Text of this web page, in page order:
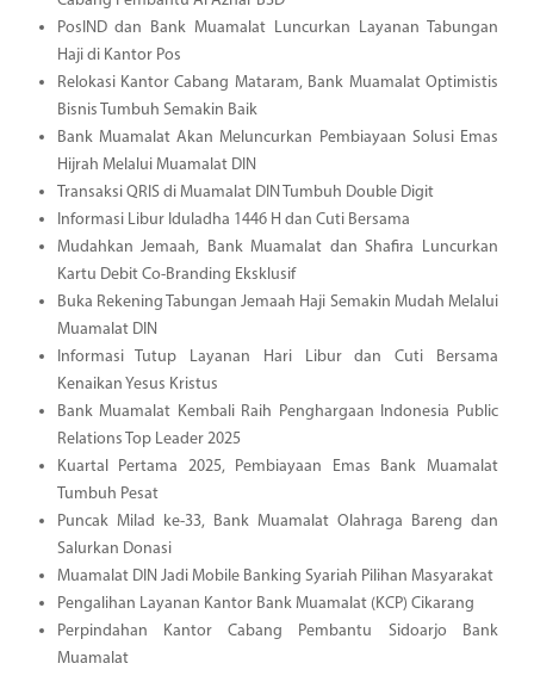
PosIND dan Bank Muamalat Luncurkan Layanan Tabungan
Haji di Kantor Pos
Relokasi Kantor Cabang Mataram, Bank Muamalat Optimistis
Bisnis Tumbuh Semakin Baik
Bank Muamalat Akan Meluncurkan Pembiayaan Solusi Emas
Hijrah Melalui Muamalat DIN
Transaksi QRIS di Muamalat DIN Tumbuh Double Digit
Informasi Libur Iduladha 1446 H dan Cuti Bersama
Mudahkan Jemaah, Bank Muamalat dan Shafira Luncurkan
Kartu Debit Co-Branding Eksklusif
Buka Rekening Tabungan Jemaah Haji Semakin Mudah Melalui
Muamalat DIN
Informasi Tutup Layanan Hari Libur dan Cuti Bersama
Kenaikan Yesus Kristus
Bank Muamalat Kembali Raih Penghargaan Indonesia Public
Relations Top Leader 2025
Kuartal Pertama 2025, Pembiayaan Emas Bank Muamalat
Tumbuh Pesat
Puncak Milad ke-33, Bank Muamalat Olahraga Bareng dan
Salurkan Donasi
Muamalat DIN Jadi Mobile Banking Syariah Pilihan Masyarakat
Pengalihan Layanan Kantor Bank Muamalat (KCP) Cikarang
Perpindahan Kantor Cabang Pembantu Sidoarjo Bank
Muamalat